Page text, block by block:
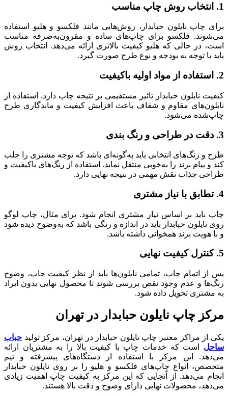
1. انتخاب روش چاپ مناسب
برای چاپ نایلون حبابدار، روش‌هایی مانند فلکسو و هلیو استفاده
می‌شوند. فلکسو برای چاپ‌های ساده و مقرون‌به‌صرفه مناسب
است، در حالی که هلیو کیفیت بالاتری ارائه می‌دهد. انتخاب روش
باید با توجه به بودجه و نوع طرح صورت گیرد.
2. استفاده از مواد اولیه باکیفیت
کیفیت نایلون حبابدار تاثیر مستقیمی بر نتیجه چاپ دارد. استفاده از
نایلون‌های مقاوم و شفاف باعث افزایش کیفیت و ماندگاری طرح
چاپ‌شده می‌شود.
3. دقت در طراحی و رنگ ‌بندی
طرح و رنگ‌های انتخابی باید به‌گونه‌ای باشد که توجه مشتری را جلب
کند و پیام برند را به‌خوبی منتقل نماید. استفاده از رنگ‌های باکیفیت و
طراحی جذاب نقش مهمی در نتیجه نهایی دارد.
4. تطابق با نیاز مشتری
چاپ باید بر اساس نیاز مشتری انجام شود. برای مثال، چاپ لوگو
روی نایلون حبابدار باید در اندازه و رنگی باشد که به‌وضوح دیده شود
و با هویت برند همخوانی داشته باشد.
5. کنترل کیفیت نهایی
پس از اتمام چاپ، تمامی نایلون‌ها باید از نظر کیفیت چاپ، وضوح
رنگ‌ها و عدم وجود نقص بررسی شوند تا محصول نهایی بدون ایراد
به مشتری تحویل داده شود.
مرکز چاپ نایلون حبابدار در تهران
یکی از مراکز معتبر چاپ نایلون حبابدار در تهران، مرکز تولید حباب
ساحل است که خدمات چاپ با کیفیت بالا را به مشتریان ارائه
می‌دهد. این مرکز با استفاده از دستگاه‌های پیشرفته و تیم
متخصص، انواع چاپ‌های فلکسو و هلیو را بر روی نایلون حبابدار
انجام می‌دهد. از آنجایی که این مرکز به کیفیت چاپ اهمیت زیادی
می‌دهد، محصولات نهایی دارای وضوح و دقت بالا هستند.